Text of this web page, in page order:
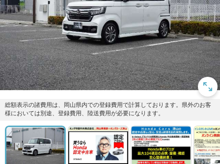
総額表示の諸費用は、岡山県内での登録費用で計算しております。県外のお客
様においては別途、登録費用、陸送費用が必要になります。